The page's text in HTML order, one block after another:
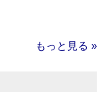
もっと見る »